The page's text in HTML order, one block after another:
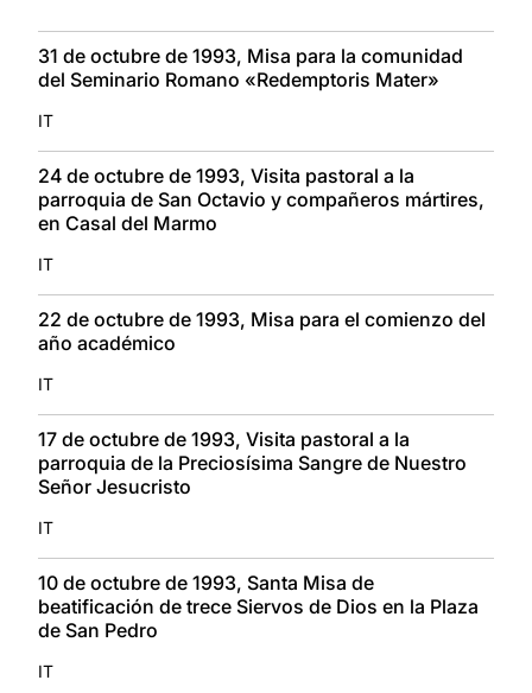
31 de octubre de 1993, Misa para la comunidad
del Seminario Romano «Redemptoris Mater»
IT
24 de octubre de 1993, Visita pastoral a la
parroquia de San Octavio y compañeros mártires,
en Casal del Marmo
IT
22 de octubre de 1993, Misa para el comienzo del
año académico
IT
17 de octubre de 1993, Visita pastoral a la
parroquia de la Preciosísima Sangre de Nuestro
Señor Jesucristo
IT
10 de octubre de 1993, Santa Misa de
beatificación de trece Siervos de Dios en la Plaza
de San Pedro
IT